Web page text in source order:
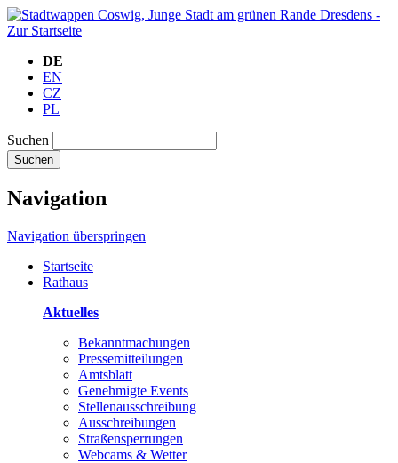
DE
EN
CZ
PL
Suchen
Suchen
Navigation
Navigation überspringen
Startseite
Rathaus
Aktuelles
Bekanntmachungen
Pressemitteilungen
Amtsblatt
Genehmigte Events
Stellenausschreibung
Ausschreibungen
Straßensperrungen
Webcams & Wetter